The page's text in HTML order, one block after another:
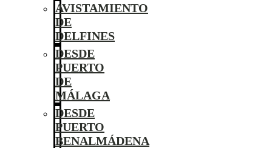
AVISTAMIENTO
DE
DELFINES
DESDE
PUERTO
DE
MÁLAGA
DESDE
PUERTO
BENALMÁDENA